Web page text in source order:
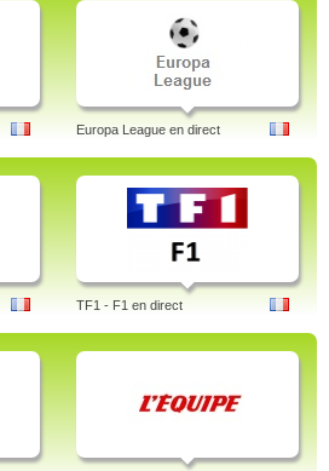
Europa League en direct
TF1 - F1 en direct